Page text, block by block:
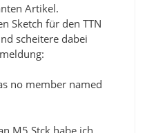
Artikel.
Sketch für den TTN
scheitere dabei
no member named
M5 Stck habe ich